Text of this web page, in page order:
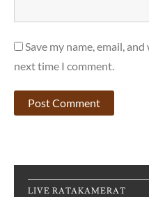
Save my name, email,
next time I comment.
LIVE RATAKAMERAT